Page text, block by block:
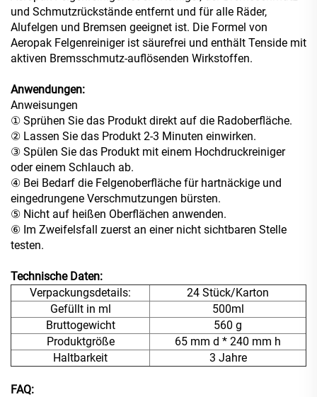
und Schmutzrückstände entfernt und für alle Räder,
Alufelgen und Bremsen geeignet ist. Die Formel von
Aeropak Felgenreiniger ist säurefrei und enthält Tenside mit
aktiven Bremsschmutz-auflösenden Wirkstoffen.
Anwendungen:
Anweisungen
① Sprühen Sie das Produkt direkt auf die Radoberfläche.
② Lassen Sie das Produkt 2-3 Minuten einwirken.
③ Spülen Sie das Produkt mit einem Hochdruckreiniger
oder einem Schlauch ab.
④ Bei Bedarf die Felgenoberfläche für hartnäckige und
eingedrungene Verschmutzungen bürsten.
⑤ Nicht auf heißen Oberflächen anwenden.
⑥ Im Zweifelsfall zuerst an einer nicht sichtbaren Stelle
testen.
Technische Daten:
Verpackungsdetails:
24 Stück/Karton
Gefüllt in ml
500ml
Bruttogewicht
560 g
Produktgröße
65 mm d * 240 mm h
Haltbarkeit
3 Jahre
FAQ: